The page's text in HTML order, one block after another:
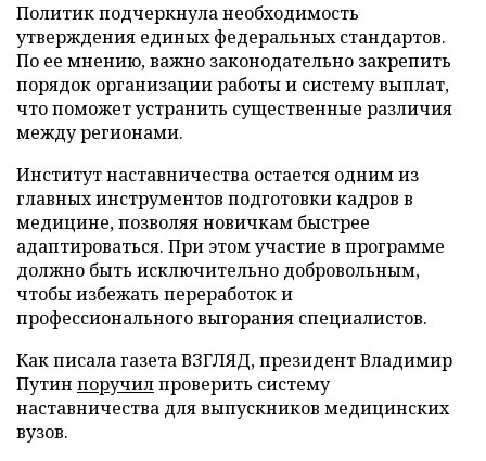
Политик подчеркнула необходимость
утверждения единых федеральных стандартов.
По ее мнению, важно законодательно закрепить
порядок организации работы и систему выплат,
что поможет устранить существенные различия
между регионами.
Институт наставничества остается одним из
главных инструментов подготовки кадров в
медицине, позволяя новичкам быстрее
адаптироваться. При этом участие в программе
должно быть исключительно добровольным,
чтобы избежать переработок и
профессионального выгорания специалистов.
Как писала газета ВЗГЛЯД, президент Владимир
Путин поручилпроверить систему
наставничества для выпускников медицинских
вузов.